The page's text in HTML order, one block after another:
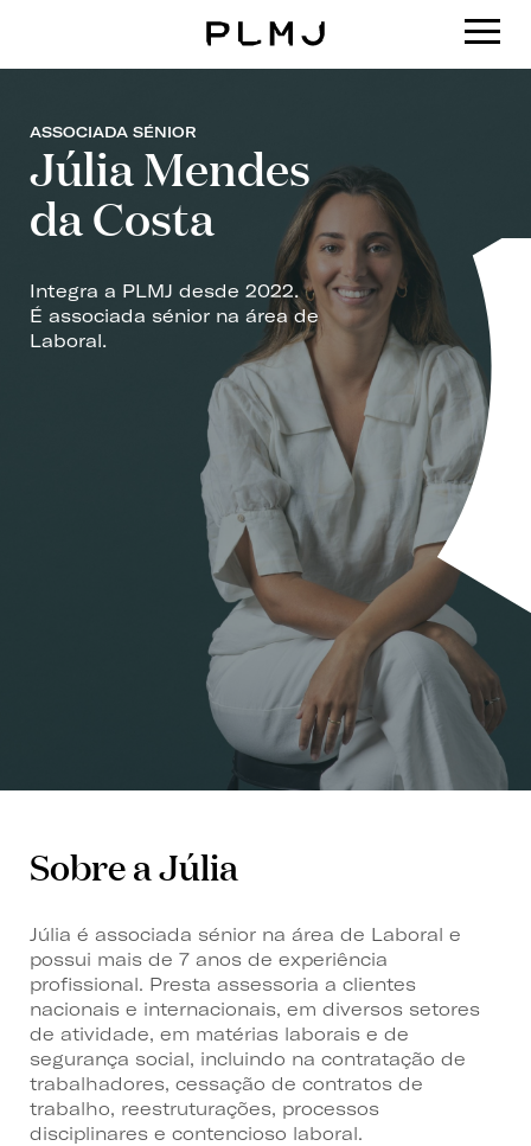
ASSOCIADA SÉNIOR
Júlia Mendes
da Costa
Integra a PLMJ desde 2022.
É associada sénior na área de
Laboral.
Sobre a Júlia
Júlia é associada sénior na área de Laboral e
possui mais de 7 ​anos de experiência
profissional. Presta assessoria a clientes
nacionais e internacionais, em diversos setores
de atividade, em matérias laborais e de
segurança social, incluindo na contratação de
trabalhadores, cessação de contratos de
trabalho, reestruturações, processos
disciplinares e contencioso laboral.